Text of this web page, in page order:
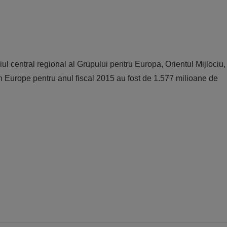
central regional al Grupului pentru Europa, Orientul Mijlociu,
pentru anul fiscal 2015 au fost de 1.577 milioane de